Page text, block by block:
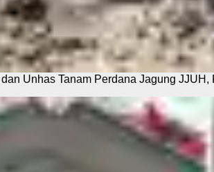
Unhas Tanam Perdana Jagung